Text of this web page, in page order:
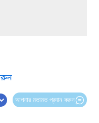
আপনার মতামত প্রদান করুন